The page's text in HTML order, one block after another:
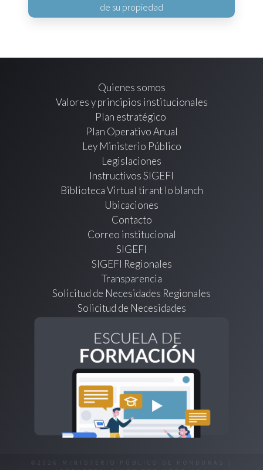
de su propiedad
Quienes somos
Valores y principios institucionales
Plan estratégico
Plan Operativo Anual
Ley Ministerio Público
Legislaciones
Instructivos SIGEFI
Biblioteca Virtual tirant lo blanch
Ubicaciones
Contacto
Correo institucional
SIGEFI
SIGEFI Regionales
Transparencia
Solicitud de Necesidades Regionales
Solicitud de Necesidades
©2026 MINISTERIO PÚBLICO DE HONDURAS |